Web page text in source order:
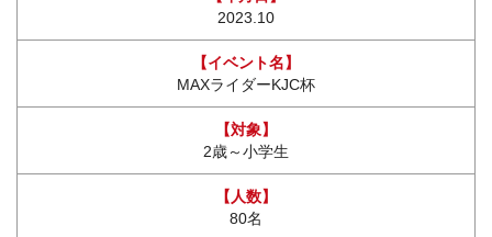
2023.10
MAXライダーKJC杯
2歳～小学生
80名